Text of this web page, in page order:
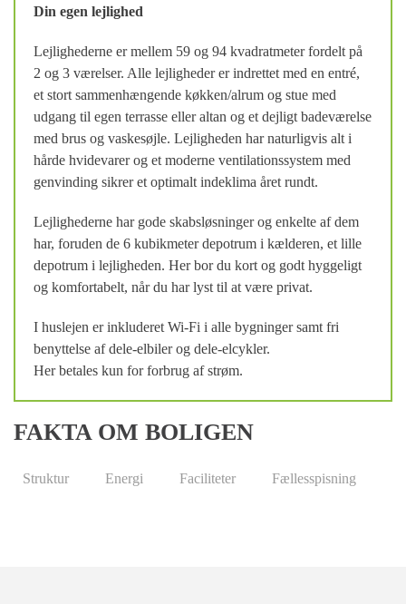
Din egen lejlighed
Lejlighederne er mellem 59 og 94 kvadratmeter fordelt på
2 og 3 værelser. Alle lejligheder er indrettet med en entré,
et stort sammenhængende køkken/alrum og stue med
udgang til egen terrasse eller altan og et dejligt badeværelse
med brus og vaskesøjle. Lejligheden har naturligvis alt i
hårde hvidevarer og et moderne ventilationssystem med
genvinding sikrer et optimalt indeklima året rundt.
Lejlighederne har gode skabsløsninger og enkelte af dem
har, foruden de 6 kubikmeter depotrum i kælderen, et lille
depotrum i lejligheden. Her bor du kort og godt hyggeligt
og komfortabelt, når du har lyst til at være privat.
I huslejen er inkluderet Wi-Fi i alle bygninger samt fri
benyttelse af dele-elbiler og dele-elcykler.
Her betales kun for forbrug af strøm.
FAKTA OM BOLIGEN
Struktur Energi Faciliteter Fællesspisning